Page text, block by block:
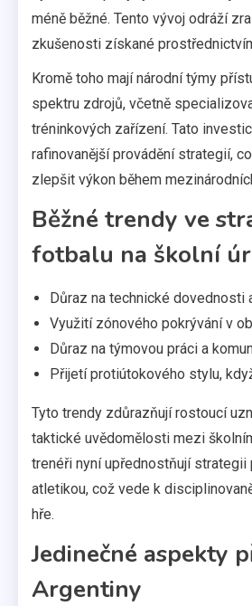
méně běžné. Tento vývoj odráží
zkušenosti získané
Kromě toho mají národní týmy
spektru zdrojů, včetně
tréninkových zařízení. Tato
rafinovanější provádění strategií,
zlepšit výkon během
Běžné trendy ve
fotbalu na školní
Důraz na technické dovednosti
Využití zónového pokrývání v
Důraz na týmovou práci a
Přijetí protiútokového stylu,
Tyto trendy zdůrazňují rostoucí
taktické uvědomělosti mezi
trenéři nyní upřednostňují strategii
atletikou, což vede k
hře.
Jedinečné aspekty
Argentiny